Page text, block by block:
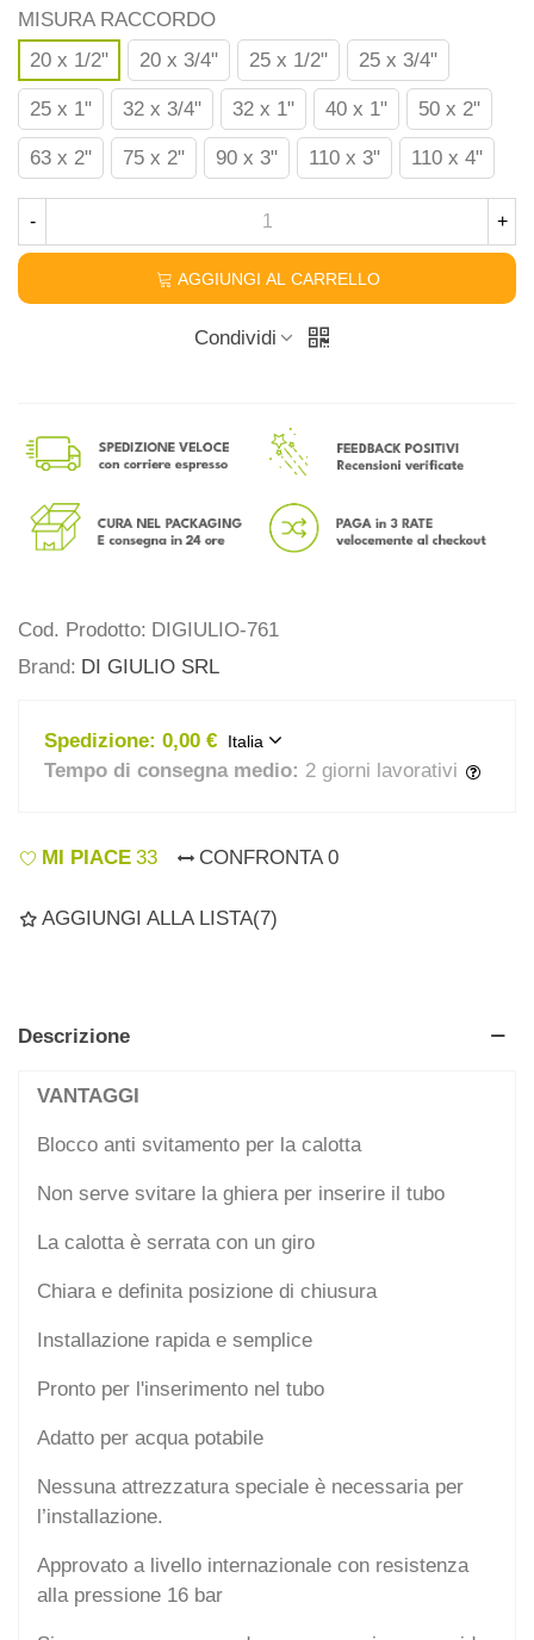
MISURA RACCORDO
20 x 1/2"
20 x 3/4" 25 x 1/2" 25 x 3/4"
25 x 1" 32 x 3/4" 32 x 1" 40 x 1" 50 x 2"
63 x 2" 75 x 2" 90 x 3" 110 x 3" 110 x 4"
- +
AGGIUNGI AL CARRELLO
Condividi
Cod. Prodotto: DIGIULIO-761
Brand: DI GIULIO SRL
Spedizione: 0,00 € Italia
Tempo di consegna medio: 2 giorni lavorativi
MI PIACE 33 CONFRONTA 0
AGGIUNGI ALLA LISTA(7)
Descrizione
VANTAGGI
Blocco anti svitamento per la calotta
Non serve svitare la ghiera per inserire il tubo
La calotta è serrata con un giro
Chiara e definita posizione di chiusura
Installazione rapida e semplice
Pronto per l'inserimento nel tubo
Adatto per acqua potabile
Nessuna attrezzatura speciale è necessaria per
l’installazione.
Approvato a livello internazionale con resistenza
alla pressione 16 bar